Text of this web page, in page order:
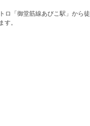
ロ「御堂筋線あびこ駅」から
す。